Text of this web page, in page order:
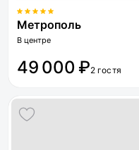
Метрополь
В центре
49 000 ₽2 гостя